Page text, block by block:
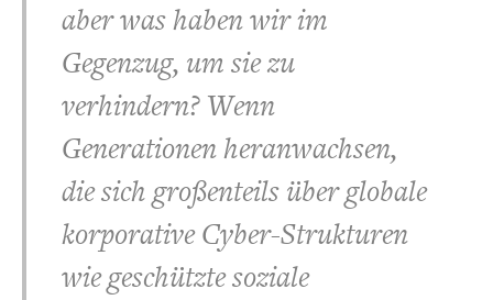
aber was haben wir im
Gegenzug, um sie zu
verhindern? Wenn
Generationen heranwachsen,
die sich großenteils über globale
korporative Cyber-Strukturen
wie geschützte soziale